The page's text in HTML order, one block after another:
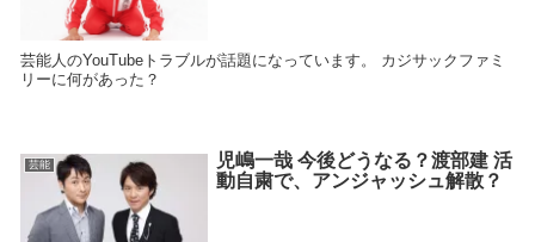
芸能人のYouTubeトラブルが話題になっています。 カジサックファミ
リーに何があった？
芸能
児嶋一哉 今後どうなる？渡部建 活
動自粛で、アンジャッシュ解散？